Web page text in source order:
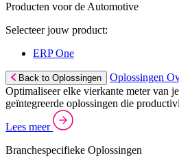
Producten voor de Automotive
Selecteer jouw product:
ERP One
Back to Oplossingen
Oplossingen
Optimaliseer elke vierkante meter van
geïntegreerde oplossingen die
Lees meer
Branchespecifieke Oplossingen